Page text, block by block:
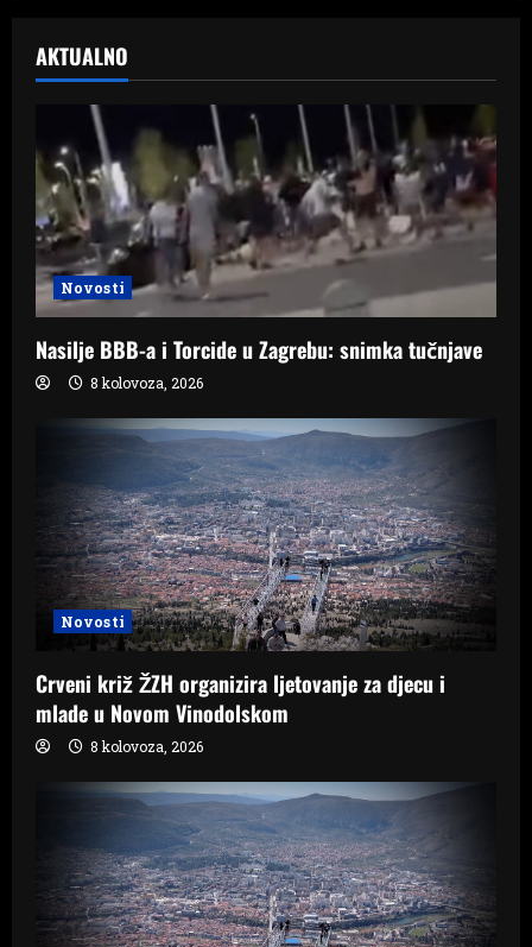
AKTUALNO
Novosti
Nasilje BBB-a i Torcide u Zagrebu: snimka tučnjave
8 kolovoza, 2026
Novosti
Crveni križ ŽZH organizira ljetovanje za djecu i
mlade u Novom Vinodolskom
8 kolovoza, 2026